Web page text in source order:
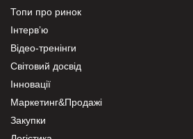
Топи про ринок
Інтерв’ю
Відео-тренінги
Світовий досвід
Інновації
Маркетинг&Продажі
Закупки